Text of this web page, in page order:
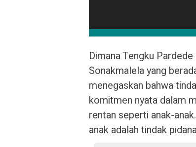
Dimana Tengku
Sonakmalela yang
menegaskan bahwa
komitmen nyata dalam
rentan seperti anak-
anak adalah tindak